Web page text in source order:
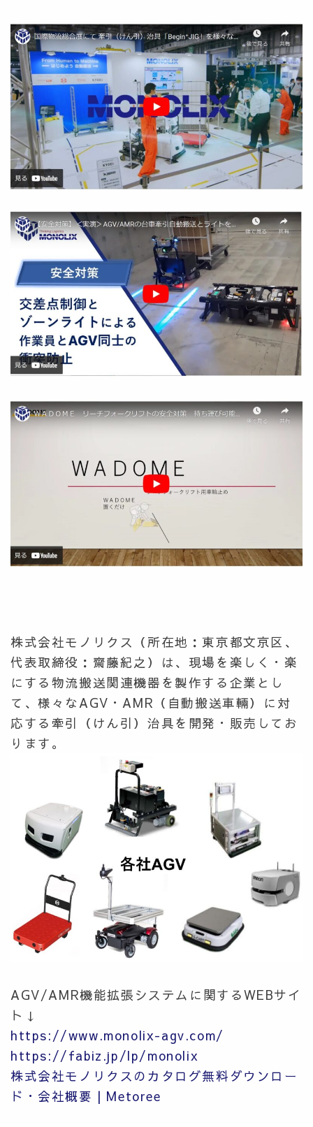
株式会社モノリクス（所在地：東京都文京区、
代表取締役：齋藤紀之）は、現場を楽しく・楽
にする物流搬送関連機器を製作する企業とし
て、様々なAGV・AMR（自動搬送車輛）に対
応する牽引（けん引）治具を開発・販売してお
ります。
AGV/AMR機能拡張システム に関するWEBサイ
ト↓
https://www.monolix-agv.com/
https://fabiz.jp/lp/monolix
株式会社モノリクスのカタログ無料ダウンロー
ド・会社概要 | Metoree